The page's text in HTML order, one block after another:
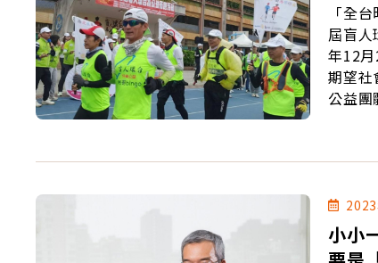
「全
屆盲
年12
期望社
公益
小小